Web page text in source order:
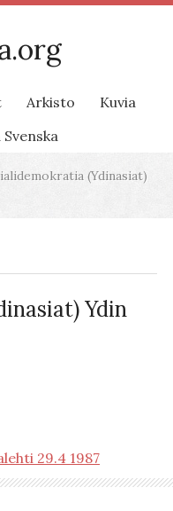
Arkisto
Kuvia
Svenska
(Ydinasiat)
Ydin
29.4 1987